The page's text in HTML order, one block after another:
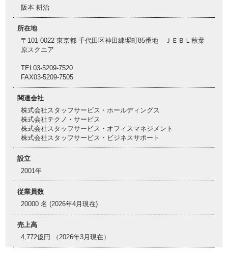
阪本 耕治
所在地
〒101-0022 東京都 千代田区神田練塀町85番地 ＪＥＢＬ秋葉
原スクエア
TEL03-5209-7520
FAX03-5209-7505
関連会社
株式会社スタッフサービス・ホールディングス
株式会社テクノ・サービス
株式会社スタッフサービス・オフィスマネジメント
株式会社スタッフサービス・ビジネスサポート
設立
2001年
従業員数
20000 名 (2026年4月現在)
売上高
4,772億円 （2026年3月現在）